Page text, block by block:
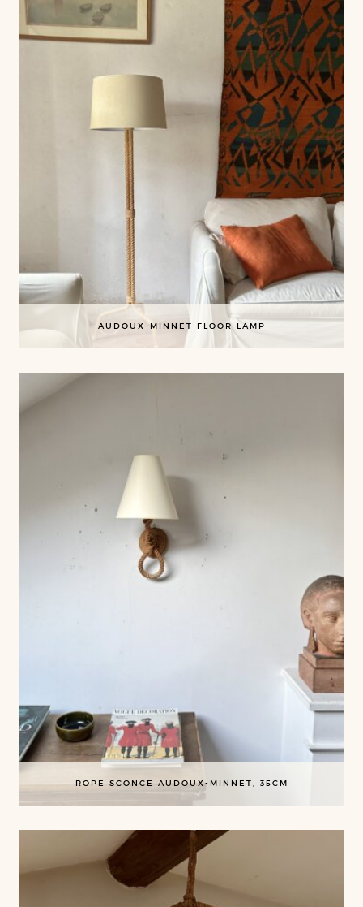
AUDOUX-MINNET FLOOR LAMP
ROPE SCONCE AUDOUX-MINNET, 35CM